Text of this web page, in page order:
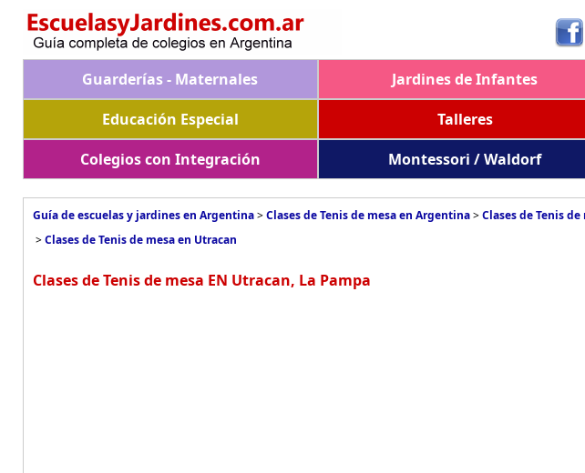
Guarderías - Maternales Jardines de Infantes
Educación Especial
Talleres
Colegios con Integración
Montessori / Waldorf
Guía de escuelas y jardines en Argentina>Clases de Tenis de mesa en Argentina>Clases de Tenis
>Clases de Tenis de mesa en Utracan
Clases de Tenis de mesa EN Utracan, La Pampa